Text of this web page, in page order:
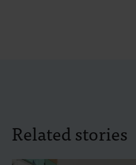
Related stories